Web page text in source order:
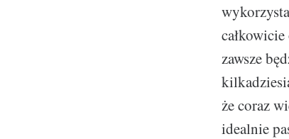
zawsze
że coraz
idealnie